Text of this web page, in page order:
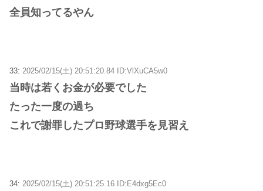
全員知ってるやん
33: 2025/02/15(土) 20:51:20.84 ID:VlXuCA5w0
当時は若くお金が必要でした
たった一度の過ち
これで謝罪したプロ野球選手を見習え
34: 2025/02/15(土) 20:51:25.16 ID:E4dxg5Ec0